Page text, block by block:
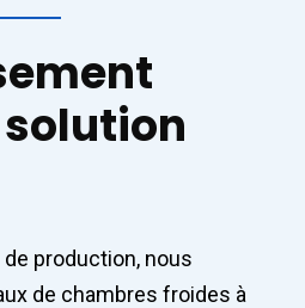
production, nous
de chambres froides à